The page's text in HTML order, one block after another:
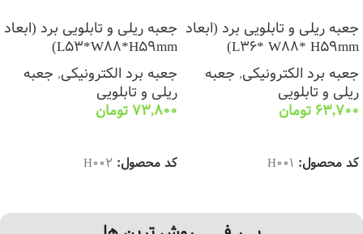
جعبه ریلی و تابلویی برد (ابعاد
L36* W88* H59mm)
جعبه برد الکترونیکی, جعبه
ریلی و تابلویی
63,700 تومان
کد محصول: H001
جعبه ریلی و تابلویی برد (ابعاد
L53*W88*H59mm)
جعبه برد الکترونیکی, جعبه
ریلی و تابلویی
73,800 تومان
کد محصول: H002